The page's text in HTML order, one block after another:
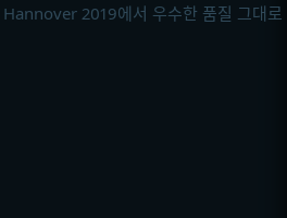
2019에서 우수한 품질 그대로